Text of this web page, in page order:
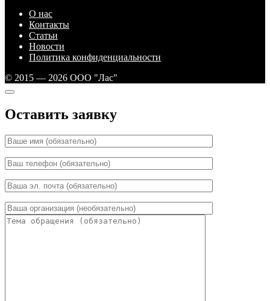
О нас
Контакты
Статьи
Новости
Политика конфиденциальности
© 2015 — 2026 ООО "Лас"
Оставить заявку